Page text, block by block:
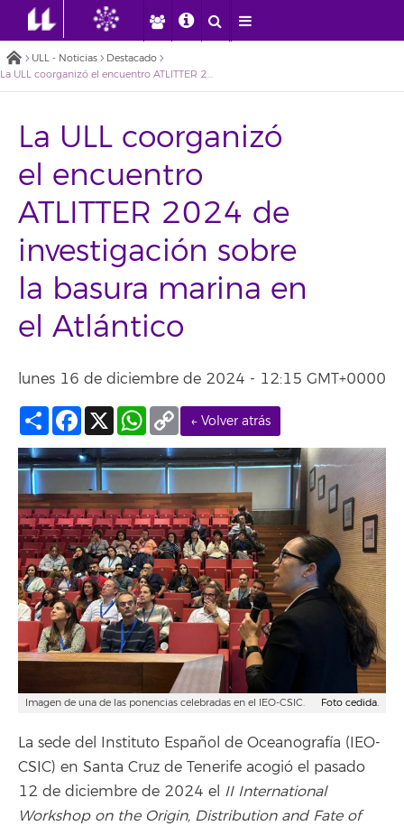
ULL - Noticias
Destacado
La ULL coorganizó el encuentro ATLITTER 2024 de investigación sobre la basura marina en el Atlántico
La ULL coorganizó
el encuentro
ATLITTER 2024 de
investigación sobre
la basura marina en
el Atlántico
lunes 16 de diciembre de 2024 - 12:15 GMT+0000
← Volver atrás
Compartir
Facebook
X WhatsApp
Copy
Link
Imagen de una de las ponencias celebradas en el IEO-CSIC. Foto cedida.
La sede del Instituto Español de Oceanografía (IEO-
CSIC) en Santa Cruz de Tenerife acogió el pasado
12 de diciembre de 2024 el II International
Workshop on the Origin, Distribution and Fate of